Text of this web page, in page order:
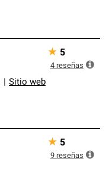
Sitio web
★ 5
4 reseñas
★ 5
9 reseñas